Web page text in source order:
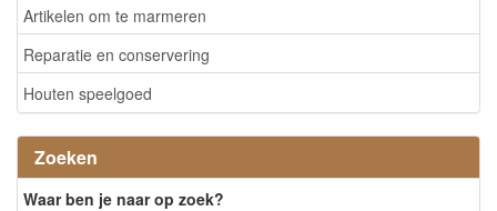
Artikelen om te marmeren
Reparatie en conservering
Houten speelgoed
Zoeken
Waar ben je naar op zoek?